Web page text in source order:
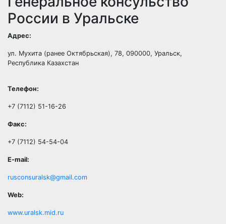
России в Уральске
Адрес:
ул. Мухита (ранее Октябрьская), 78, 090000, Уральск,
Республика Казахстан
Телефон:
+7 (7112) 51-16-26
Факс:
+7 (7112) 54-54-04
E-mail:
rusconsuralsk@gmail.com
Web:
www.uralsk.mid.ru